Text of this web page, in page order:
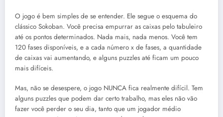
O jogo é bem simples de se entender. Ele segue o esquema do
clássico Sokoban. Você precisa empurrar as caixas pelo tabuleiro
até os pontos determinados. Nada mais, nada menos. Você tem
120 fases disponíveis, e a cada número x de fases, a quantidade
de caixas vai aumentando, e alguns puzzles até ficam um pouco
mais difíceis.
Mas, não se desespere, o jogo NUNCA fica realmente difícil. Tem
alguns puzzles que podem dar certo trabalho, mas eles não vão
fazer você perder o seu dia, tanto que um jogador médio